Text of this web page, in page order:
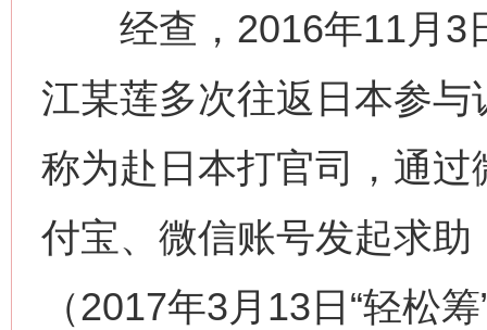
经查，2016年11月3
江某莲多次往返日本参
称为赴日本打官司，通
付宝、微信账号发起求助
（2017年3月13日“轻松